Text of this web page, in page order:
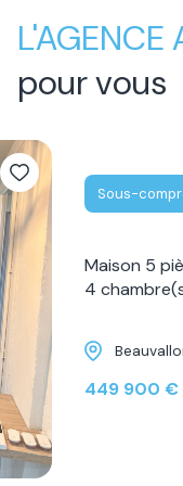
L'AGENCE
pour vous